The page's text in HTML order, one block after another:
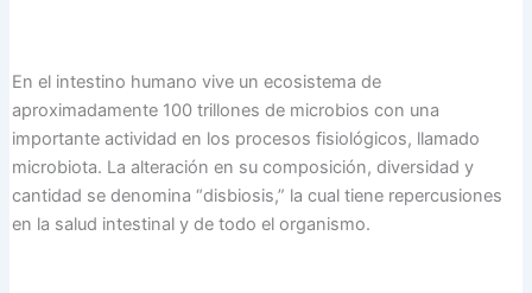
En el intestino humano vive un ecosistema de
aproximadamente 100 trillones de microbios con una
importante actividad en los procesos fisiológicos, llamado
microbiota. La alteración en su composición, diversidad y
cantidad se denomina “disbiosis,” la cual tiene repercusiones
en la salud intestinal y de todo el organismo.